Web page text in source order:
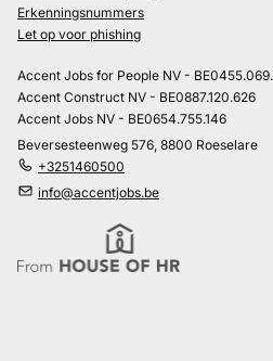
Erkenningsnummers
Let op voor phishing
Accent Jobs for People NV -
Accent Construct NV - BE0887.120.626
Accent Jobs NV - BE0654.755.146
Beversesteenweg 576, 8800 Roeselare
+3251460500
info@accentjobs.be